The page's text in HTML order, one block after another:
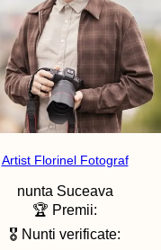
Artist Florinel Fotograf
nunta Suceava
🏆 Premii:
🎖️ Nunti verificate: